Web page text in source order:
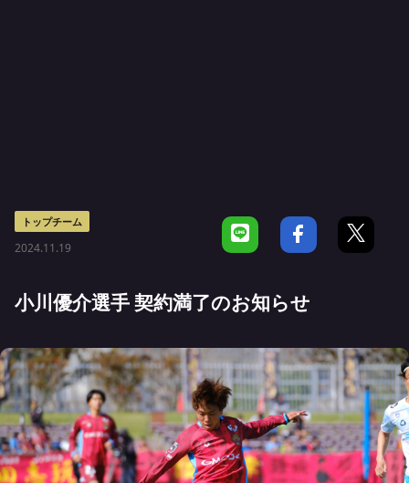
トップチーム
2024.11.19
小川優介選手 契約満了のお知らせ